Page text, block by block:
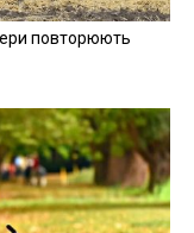
повторюють